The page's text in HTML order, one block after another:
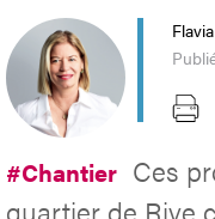
#Chantier Ces
quartier de Rive